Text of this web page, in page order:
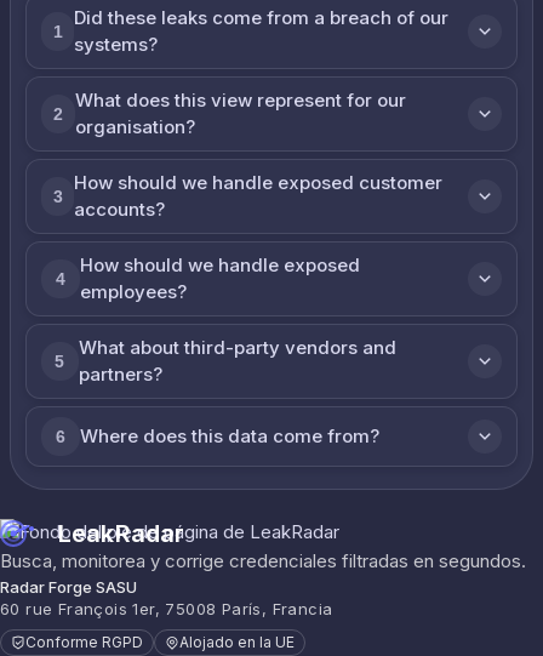
1
Did these leaks come from a breach of our
systems?
2
What does this view represent for our
organisation?
3
How should we handle exposed customer
accounts?
4
How should we handle exposed
employees?
5
What about third-party vendors and
partners?
6 Where does this data come from?
LeakRadar
Busca, monitorea y corrige credenciales filtradas en segundos.
Radar Forge SASU
60 rue François 1er, 75008 París, Francia
Conforme RGPD Alojado en la UE